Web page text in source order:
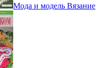
Мода и модель Вязание